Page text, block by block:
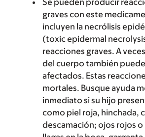
Se pueden producir
graves con este
incluyen la necrólisis
(toxic epidermal
reacciones graves. A
del cuerpo también
afectados. Estas
mortales. Busque ayuda
inmediato si su hijo
como piel roja, hinchada,
descamación; ojos rojos